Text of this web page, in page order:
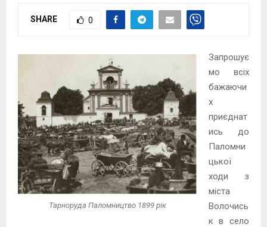
SHARE 0
Тарноруда Паломництво 1899 рік
Запрошує
мо всіх
бажаючи
х
приєднат
ись до
Паломни
цької
ходи з
міста
Волочись
к в село